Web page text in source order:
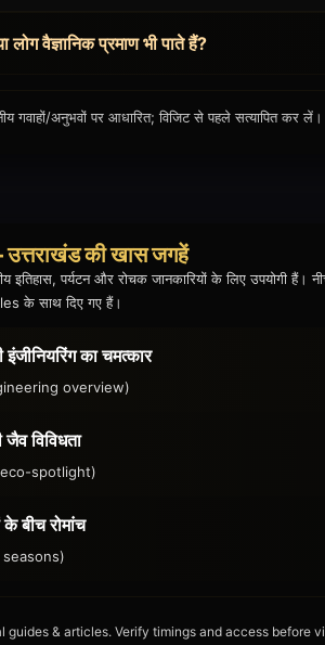
वैज्ञानिक प्रमाण भी पाते हैं?
अनुभवों पर आधारित; विजिट से पहले सत्यापित कर लें।
की खास जगहें
पर्यटन और रोचक जानकारियों के लिए उपयोगी हैं।
के साथ दिए गए हैं।
का चमत्कार
overview)
विविधता
spotlight)
बीच रोमांच
& articles. Verify timings and access before